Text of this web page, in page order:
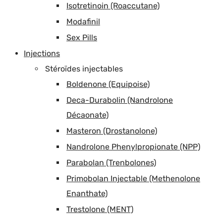
Isotretinoin (Roaccutane)
Modafinil
Sex Pills
Injections
Stéroïdes injectables
Boldenone (Equipoise)
Deca-Durabolin (Nandrolone
Décaonate)
Masteron (Drostanolone)
Nandrolone Phenylpropionate (NPP)
Parabolan (Trenbolones)
Primobolan Injectable (Methenolone
Enanthate)
Trestolone (MENT)